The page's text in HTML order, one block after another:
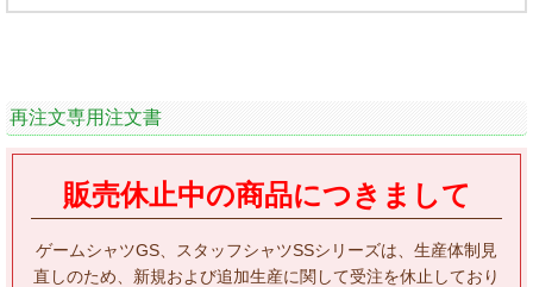
再注文専用注文書
販売休止中の商品につきまして
ゲームシャツGS、スタッフシャツSSシリーズは、生産体制見
直しのため、新規および追加生産に関して受注を休止しており